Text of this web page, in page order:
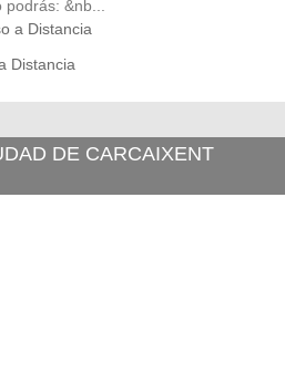
&nb...
a Distancia
Distancia
DE CARCAIXENT